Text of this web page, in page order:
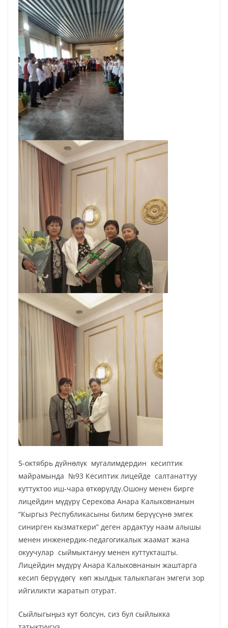
5-октябрь дүйнөлүк мугалимдердин кесиптик
майрамында №93 Кесиптик лицейде салтанаттуу
куттуктоо иш-чара өткөрүлдү.Ошону менен бирге
лицейдин мүдүрү Серекова Анара Калыковнанын
“Кыргыз Республикасыны билим берүүсүнө эмгек
синирген кызматкери” деген ардактуу наам алышы
менен инженердик-педагогикалык жаамат жана
окуучулар сыймыктануу менен куттукташты.
Лицейдин мүдүрү Анара Калыковнанын жаштарга
кесип берүүдөгү көп жылдык талыкпаган эмгеги зор
ийгиликти жаратып отурат.
Сыйлыгыңыз кут болсун, сиз бул сыйлыкка